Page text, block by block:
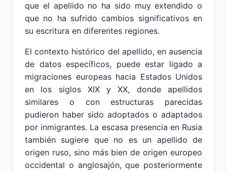
que el apellido no ha sido muy extendido o
que no ha sufrido cambios significativos en
su escritura en diferentes regiones.
El contexto histórico del apellido, en ausencia
de datos específicos, puede estar ligado a
migraciones europeas hacia Estados Unidos
en los siglos XIX y XX, donde apellidos
similares o con estructuras parecidas
pudieron haber sido adoptados o adaptados
por inmigrantes. La escasa presencia en Rusia
también sugiere que no es un apellido de
origen ruso, sino más bien de origen europeo
occidental o anglosajón, que posteriormente